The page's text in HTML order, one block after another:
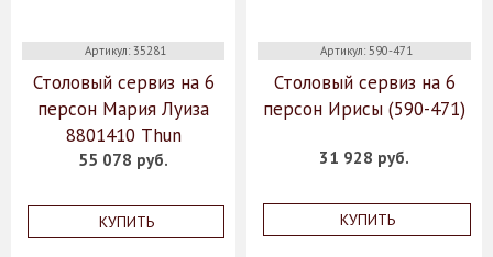
Артикул: 35281
Столовый сервиз на 6
персон Мария Луиза
8801410 Thun
55 078 руб.
КУПИТЬ
Артикул: 590-471
Столовый сервиз на 6
персон Ирисы (590-471)
31 928 руб.
КУПИТЬ